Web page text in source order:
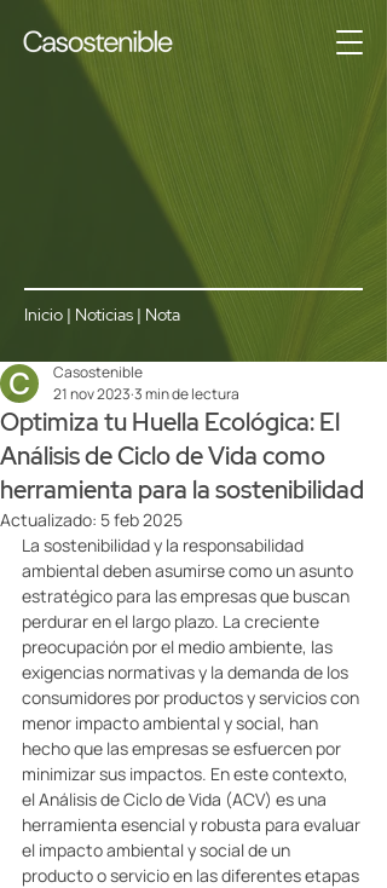
Inicio | Noticias | Nota
Optimiza tu Huella Ecológica: El
Análisis de Ciclo de Vida como
herramienta para la sostenibilidad
Casostenible
21 nov 2023 3 min de lectura
Actualizado: 5 feb 2025
La sostenibilidad y la responsabilidad
ambiental deben asumirse como un asunto
estratégico para las empresas que buscan
perdurar en el largo plazo. La creciente
preocupación por el medio ambiente, las
exigencias normativas y la demanda de los
consumidores por productos y servicios con
menor impacto ambiental y social, han
hecho que las empresas se esfuercen por
minimizar sus impactos. En este contexto,
el Análisis de Ciclo de Vida (ACV) es una
herramienta esencial y robusta para evaluar
el impacto ambiental y social de un
producto o servicio en las diferentes etapas